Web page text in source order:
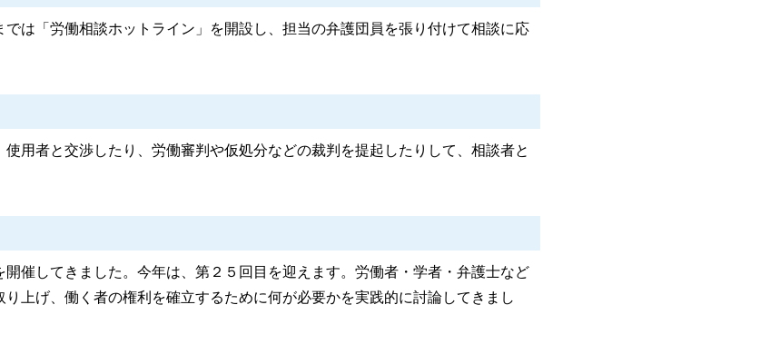
は「労働相談ホットライン」を開設し、担当の弁護団員を張り付けて相談に応
用者と交渉したり、労働審判や仮処分などの裁判を提起したりして、相談者と
催してきました。今年は、第２５回目を迎えます。労働者・学者・弁護士など
上げ、働く者の権利を確立するために何が必要かを実践的に討論してきまし